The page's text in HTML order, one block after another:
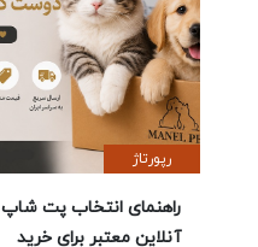
رپورتاژ
راهنمای انتخاب پت شاپ
آنلاین معتبر برای خرید